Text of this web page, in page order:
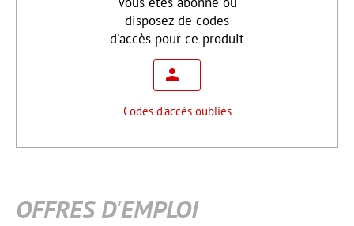
disposez de codes
d'accès pour ce produit
Codes d'accès oubliés
OFFRES D'EMPLOI